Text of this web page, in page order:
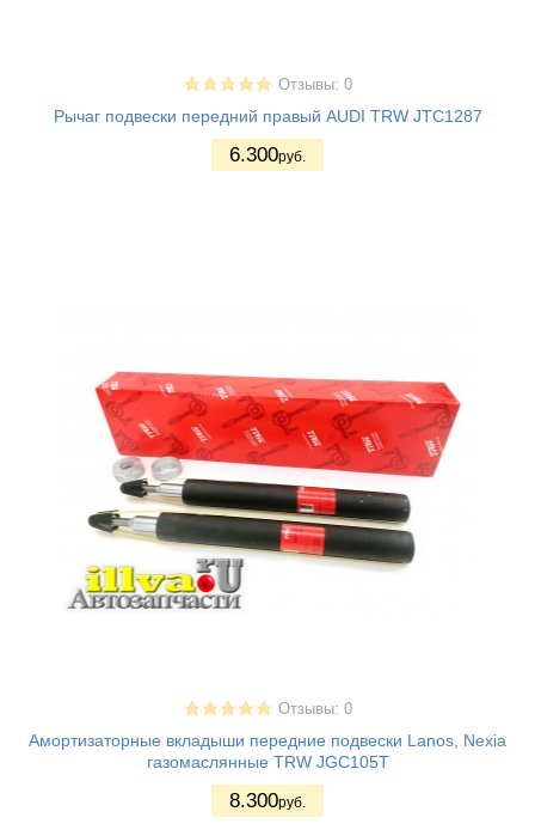
Отзывы: 0
Рычаг подвески передний правый AUDI TRW JTC1287
6.300руб.
Отзывы: 0
Амортизаторные вкладыши передние подвески Lanos, Nexia
газомаслянные TRW JGC105T
8.300руб.